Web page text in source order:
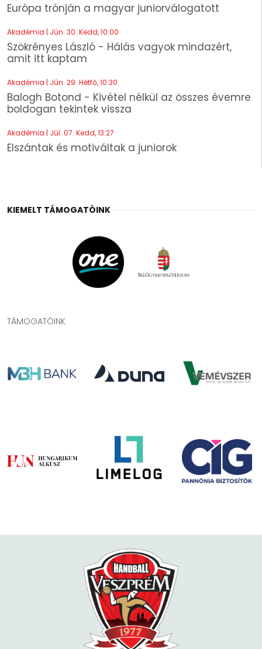
Európa trónján a magyar juniorválogatott
Akadémia | Jún. 30. Kedd, 10:00
Szökrényes László - Hálás vagyok mindazért,
amit itt kaptam
Akadémia | Jún. 29. Hétfő, 10:30
Balogh Botond - Kivétel nélkül az összes évemre
boldogan tekintek vissza
Akadémia | Júl. 07. Kedd, 13:27
Elszántak és motiváltak a juniorok
KIEMELT TÁMOGATÓINK
TÁMOGATÓINK